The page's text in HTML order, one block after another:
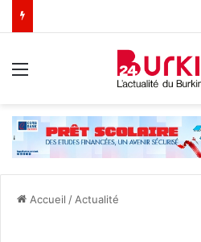
Accueil / Actualité